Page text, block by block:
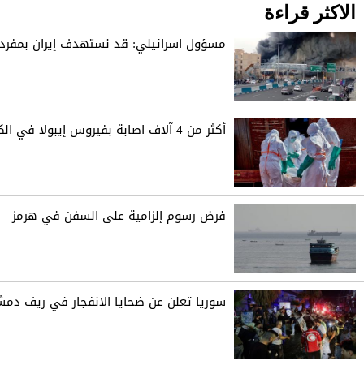
الاكثر قراءة
مسؤول اسرائيلي: قد نستهدف إيران
أكثر من 4 آلاف اصابة بفيروس إيبولا في الكونغو
فرض رسوم إلزامية على السفن في هرمز
سوريا تعلن عن ضحايا الانفجار في ريف